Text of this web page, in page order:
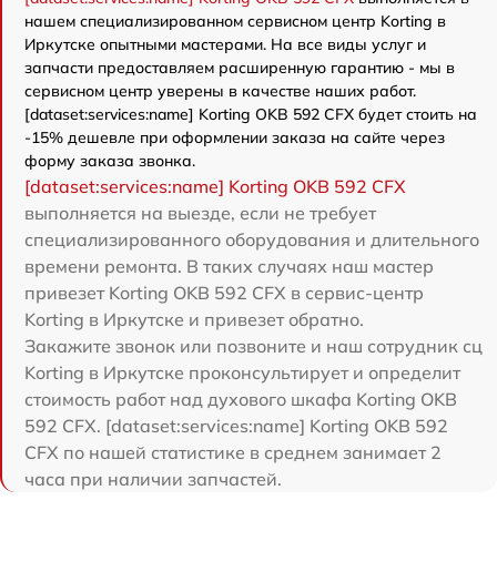
нашем специализированном сервисном центр Korting в
Иркутске опытными мастерами. На все виды услуг и
запчасти предоставляем расширенную гарантию - мы в
сервисном центр уверены в качестве наших работ.
[dataset:services:name] Korting OKB 592 CFX будет стоить на
-15% дешевле при оформлении заказа на сайте через
форму заказа звонка.
[dataset:services:name] Korting OKB 592 CFX
выполняется на выезде, если не требует
специализированного оборудования и длительного
времени ремонта. В таких случаях наш мастер
привезет Korting OKB 592 CFX в сервис-центр
Korting в Иркутске и привезет обратно.
Закажите звонок или позвоните и наш сотрудник сц
Korting в Иркутске проконсультирует и определит
стоимость работ над духового шкафа Korting OKB
592 CFX. [dataset:services:name] Korting OKB 592
CFX по нашей статистике в среднем занимает 2
часа при наличии запчастей.